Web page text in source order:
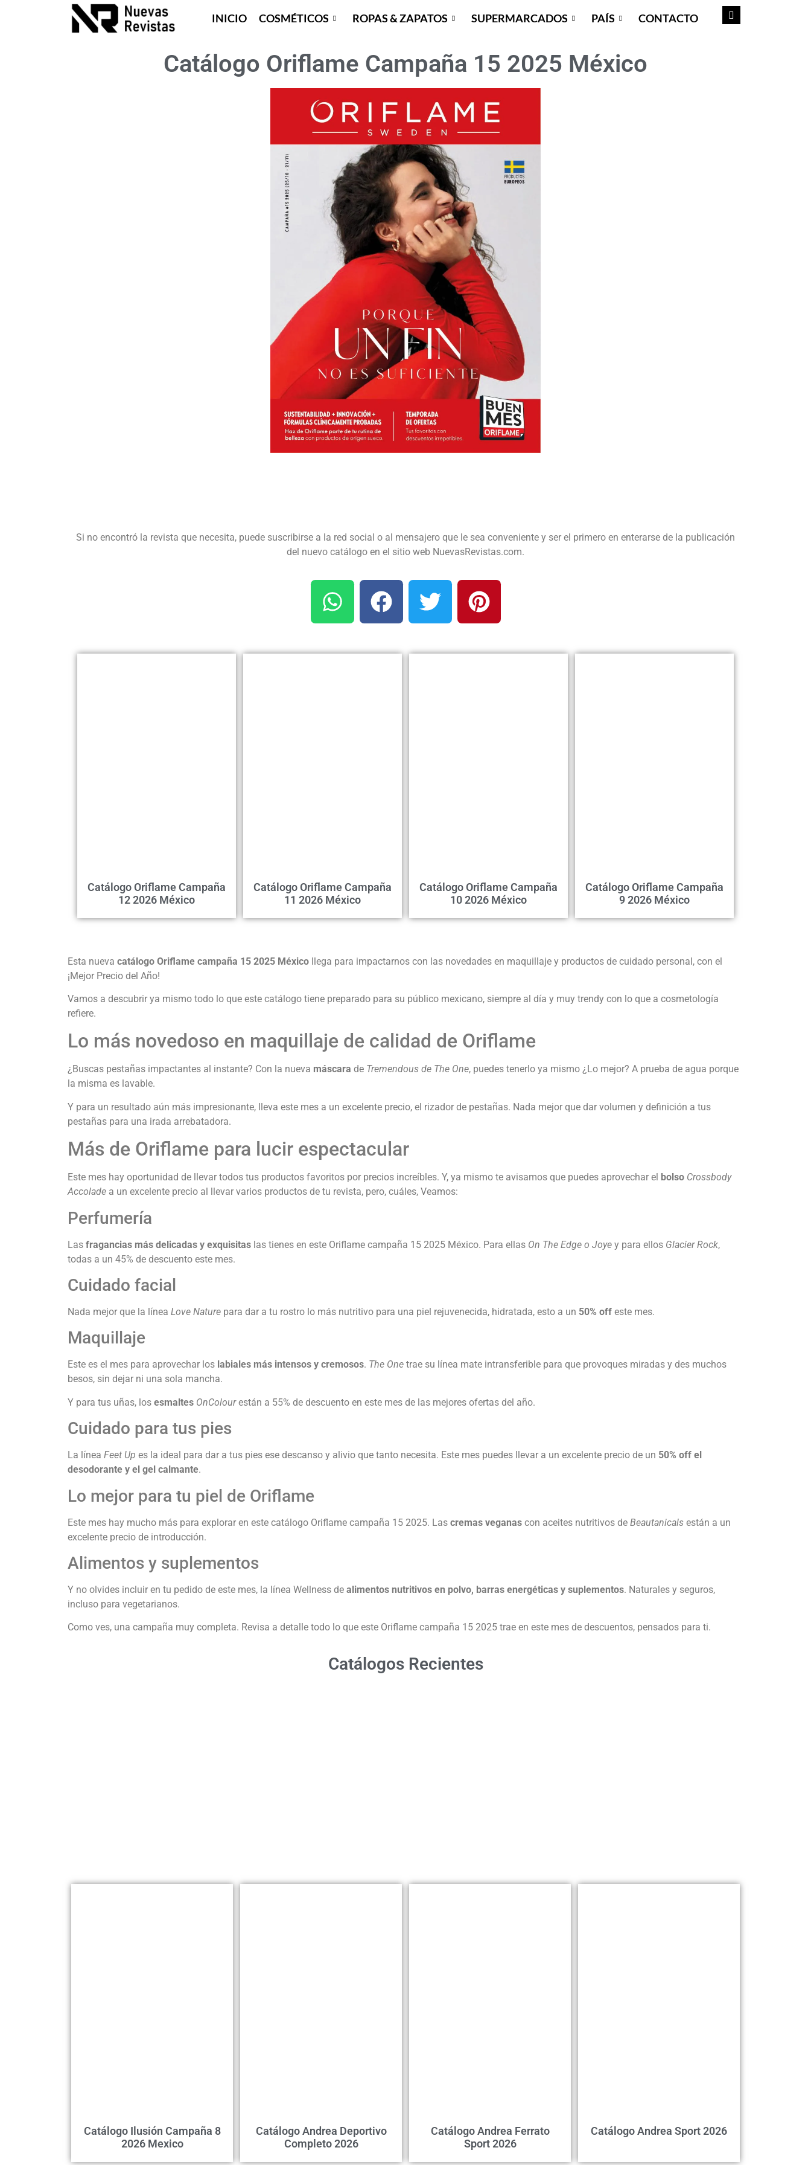
INICIO COSMÉTICOS ROPAS & ZAPATOS SUPERMARCADOS PAÍS CONTACTO
Catálogo Oriflame Campaña 15 2025 México
Si no encontró la revista que necesita, puede suscribirse a la red social o al mensajero que le sea conveniente y ser el primero en enterarse de la publicación
del nuevo catálogo en el sitio web NuevasRevistas.com.
Catálogo Oriflame Campaña
12 2026 México
Catálogo Oriflame Campaña
11 2026 México
Catálogo Oriflame Campaña
10 2026 México
Catálogo Oriflame Campaña
9 2026 México
Esta nueva catálogo Oriflame campaña 15 2025 México llega para impactarnos con las novedades en maquillaje y productos de cuidado personal, con el
¡Mejor Precio del Año!
Vamos a descubrir ya mismo todo lo que este catálogo tiene preparado para su público mexicano, siempre al día y muy trendy con lo que a cosmetología
refiere.
Lo más novedoso en maquillaje de calidad de Oriflame
¿Buscas pestañas impactantes al instante? Con la nueva máscara de Tremendous de The One, puedes tenerlo ya mismo ¿Lo mejor? A prueba de agua porque
la misma es lavable.
Y para un resultado aún más impresionante, lleva este mes a un excelente precio, el rizador de pestañas. Nada mejor que dar volumen y definición a tus
pestañas para una irada arrebatadora.
Más de Oriflame para lucir espectacular
Este mes hay oportunidad de llevar todos tus productos favoritos por precios increíbles. Y, ya mismo te avisamos que puedes aprovechar el bolso Crossbody
Accolade a un excelente precio al llevar varios productos de tu revista, pero, cuáles, Veamos:
Perfumería
Las fragancias más delicadas y exquisitas las tienes en este Oriflame campaña 15 2025 México. Para ellas On The Edge o Joye y para ellos Glacier Rock,
todas a un 45% de descuento este mes.
Cuidado facial
Nada mejor que la línea Love Nature para dar a tu rostro lo más nutritivo para una piel rejuvenecida, hidratada, esto a un 50% off este mes.
Maquillaje
Este es el mes para aprovechar los labiales más intensos y cremosos. The One trae su línea mate intransferible para que provoques miradas y des muchos
besos, sin dejar ni una sola mancha.
Y para tus uñas, los esmaltes OnColourestán a 55% de descuento en este mes de las mejores ofertas del año.
Cuidado para tus pies
La línea Feet Up es la ideal para dar a tus pies ese descanso y alivio que tanto necesita. Este mes puedes llevar a un excelente precio de un 50% off el
desodorante y el gel calmante.
Lo mejor para tu piel de Oriflame
Este mes hay mucho más para explorar en este catálogo Oriflame campaña 15 2025. Las cremas veganas con aceites nutritivos de Beautanicals están a un
excelente precio de introducción.
Alimentos y suplementos
Y no olvides incluir en tu pedido de este mes, la línea Wellness de alimentos nutritivos en polvo, barras energéticas y suplementos. Naturales y seguros,
incluso para vegetarianos.
Como ves, una campaña muy completa. Revisa a detalle todo lo que este Oriflame campaña 15 2025 trae en este mes de descuentos, pensados para ti.
Catálogos Recientes
Catálogo Ilusión Campaña 8
2026 Mexico
Catálogo Andrea Deportivo
Completo 2026
Catálogo Andrea Ferrato
Sport 2026
Catálogo Andrea Sport 2026